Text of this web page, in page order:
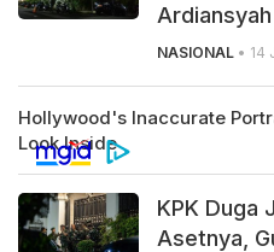
Ardiansyah
NASIONAL • 14
KPK Duga
Asetnya,